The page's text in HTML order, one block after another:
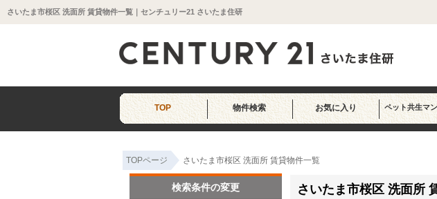
さいたま市桜区 洗面所 賃貸物件一覧｜センチュリー21 さいたま住研
TOP 物件検索 お気に入り ペット共生マ
TOPページ さいたま市桜区 洗面所 賃貸物件一覧
さいたま市桜区 洗面所
検索条件の変更